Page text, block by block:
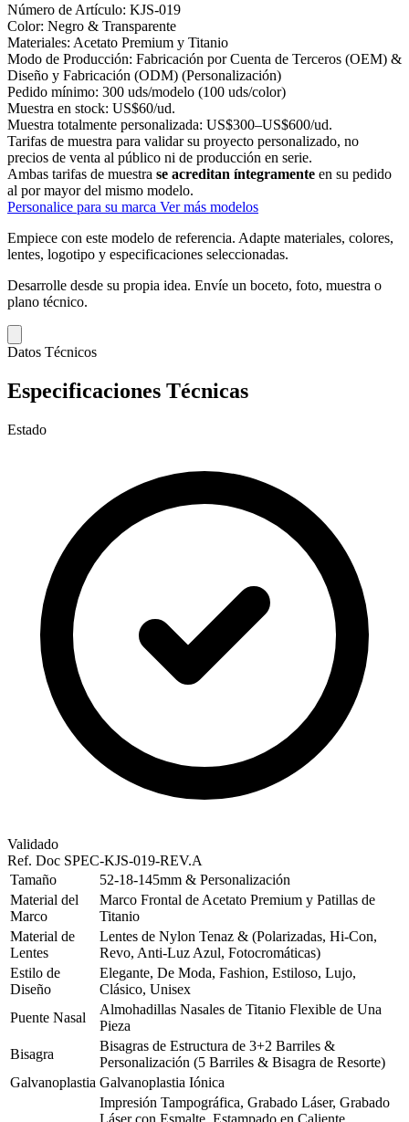
Número de Artículo: KJS-019
Color: Negro & Transparente
Materiales: Acetato Premium y Titanio
Modo de Producción: Fabricación por Cuenta de Terceros (OEM) &
Diseño y Fabricación (ODM) (Personalización)
Pedido mínimo: 300 uds/modelo (100 uds/color)
Muestra en stock: US$60/ud.
Muestra totalmente personalizada: US$300–US$600/ud.
Tarifas de muestra para validar su proyecto personalizado, no
precios de venta al público ni de producción en serie.
Ambas tarifas de muestra se acreditan íntegramente en su pedido
al por mayor del mismo modelo.
Personalice para su marca Ver más modelos
Empiece con este modelo de referencia. Adapte materiales, colores,
lentes, logotipo y especificaciones seleccionadas.
Desarrolle desde su propia idea. Envíe un boceto, foto, muestra o
plano técnico.
Datos Técnicos
Especificaciones Técnicas
Estado
Validado
Ref. Doc SPEC-KJS-019-REV.A
Tamaño
52-18-145mm & Personalización
Material del
Marco
Marco Frontal de Acetato Premium y Patillas de
Titanio
Material de
Lentes
Lentes de Nylon Tenaz & (Polarizadas, Hi-Con,
Revo, Anti-Luz Azul, Fotocromáticas)
Estilo de
Diseño
Elegante, De Moda, Fashion, Estiloso, Lujo,
Clásico, Unisex
Puente Nasal
Almohadillas Nasales de Titanio Flexible de Una
Pieza
Bisagra
Bisagras de Estructura de 3+2 Barriles &
Personalización (5 Barriles & Bisagra de Resorte)
Galvanoplastia Galvanoplastia Iónica
Impresión Tampográfica, Grabado Láser, Grabado
Láser con Esmalte, Estampado en Caliente,